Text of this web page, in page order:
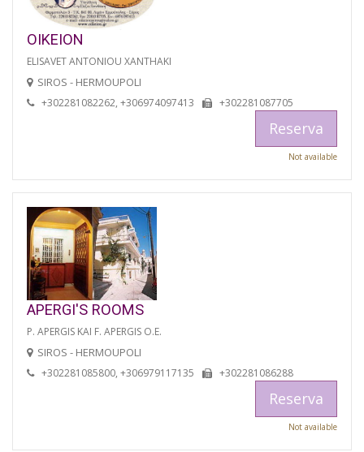
OIKEION
ELISAVET ANTONIOU XANTHAKI
SIROS - HERMOUPOLI
+302281082262, +306974097413 +302281087705
Reserva
Not available
APERGI'S ROOMS
P. APERGIS KAI F. APERGIS O.E.
SIROS - HERMOUPOLI
+302281085800, +306979117135 +302281086288
Reserva
Not available